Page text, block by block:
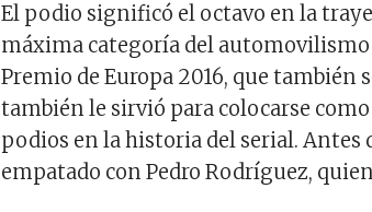
El podio significó el octavo en la
máxima categoría del automovilismo
Premio de Europa 2016, que también
también le sirvió para colocarse
podios en la historia del serial. Antes
empatado con Pedro Rodríguez,